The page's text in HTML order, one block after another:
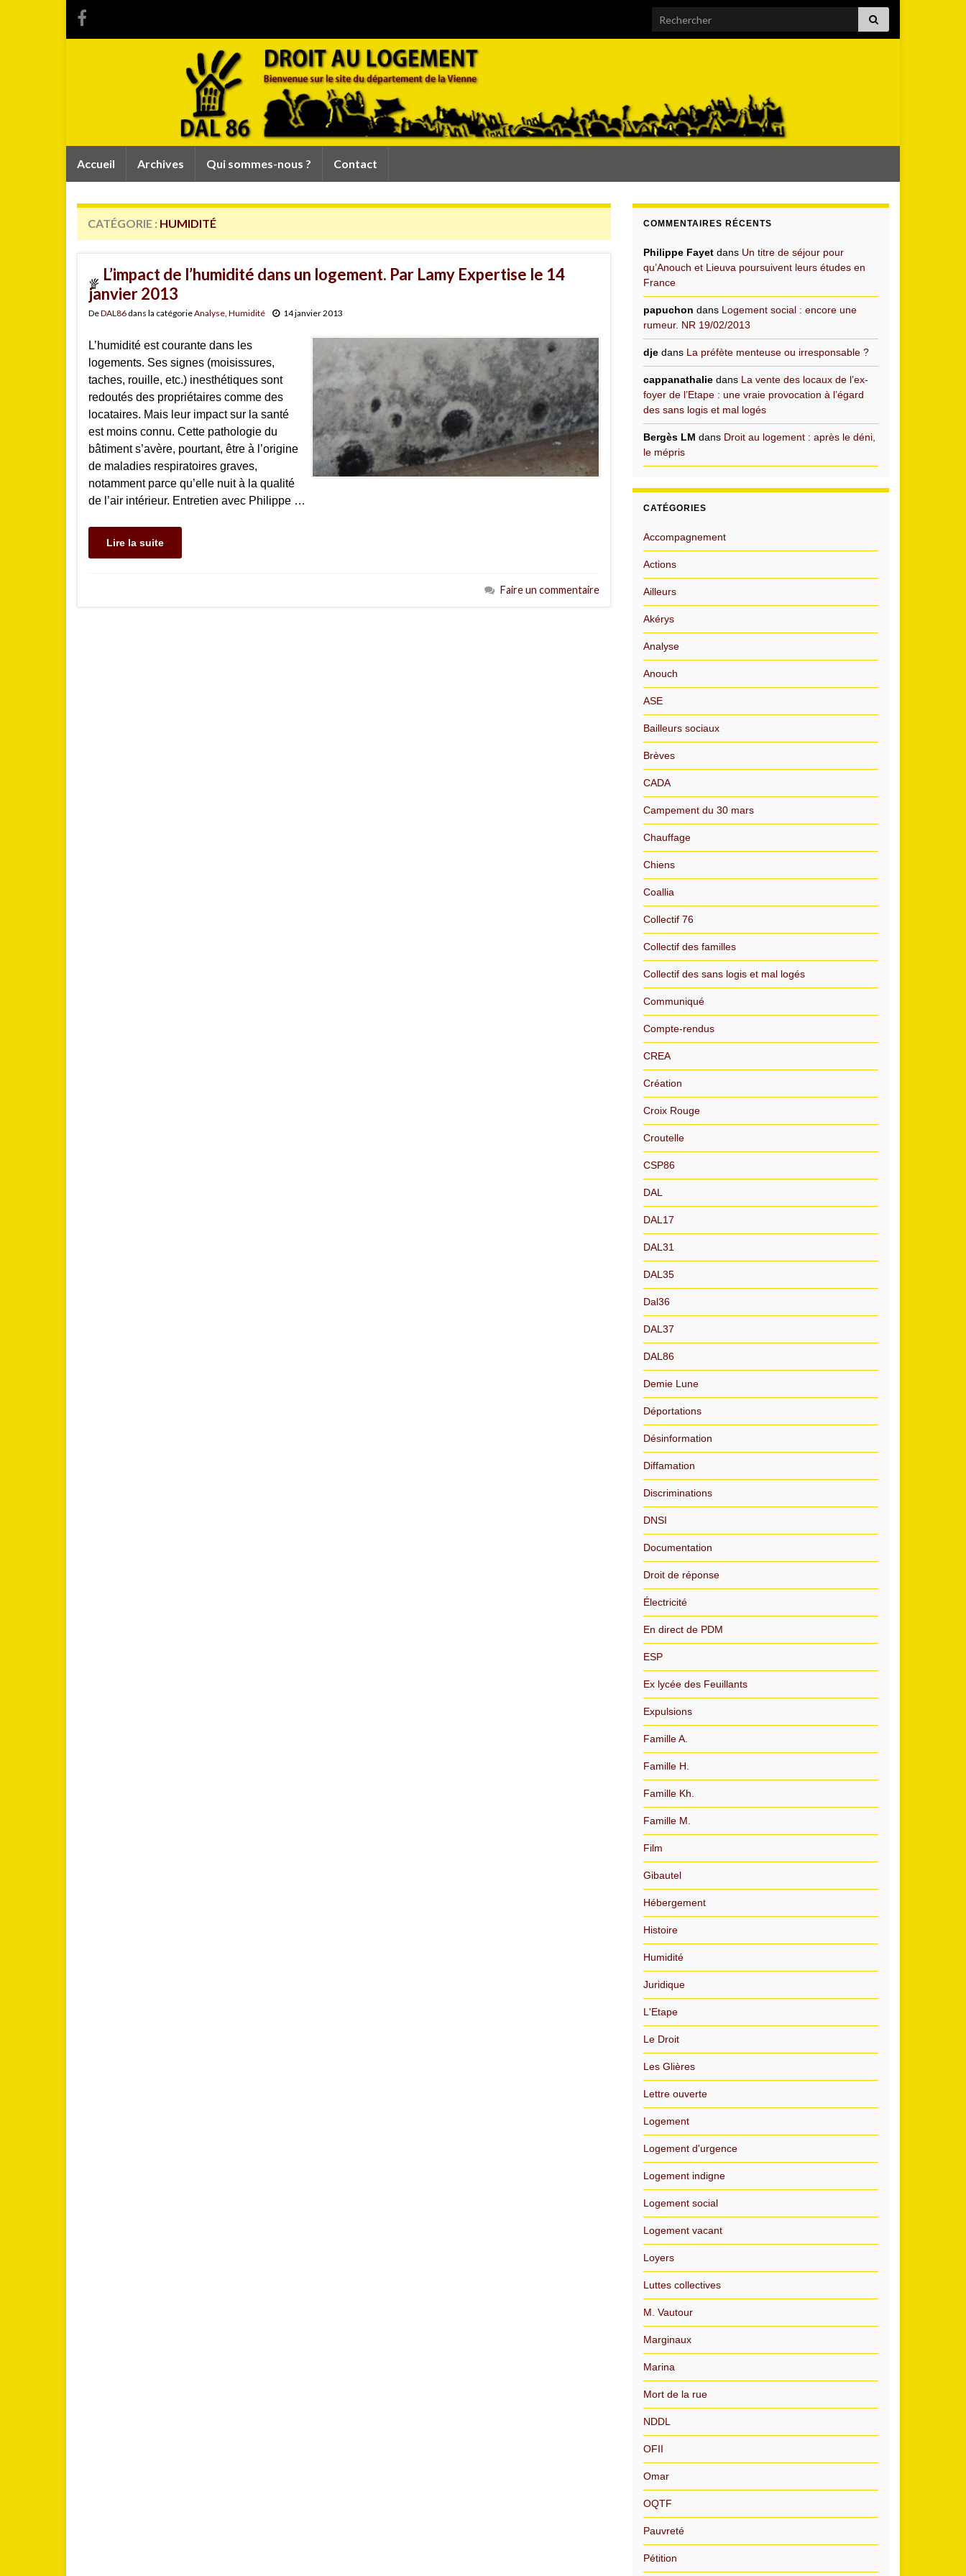
Search for:
Accueil Archives Qui sommes-nous ? Contact
CATÉGORIE : HUMIDITÉ
L’impact de l’humidité dans un logement. Par Lamy Expertise le 14
janvier 2013
DeDAL86 dans la catégorieAnalyse Humidité 14 janvier 2013
L’humidité est courante dans les
logements. Ses signes (moisissures,
taches, rouille, etc.) inesthétiques sont
redoutés des propriétaires comme des
locataires. Mais leur impact sur la santé
est moins connu. Cette pathologie du
bâtiment s’avère, pourtant, être à l’origine
de maladies respiratoires graves,
notamment parce qu’elle nuit à la qualité
de l’air intérieur. Entretien avec Philippe …
Lire la suite
Faire un commentaire
COMMENTAIRES RÉCENTS
Philippe Fayet dans Un titre de séjour pour
qu’Anouch et Lieuva poursuivent leurs études en
France
papuchon dans Logement social : encore une
rumeur. NR 19/02/2013
dje dans La préfète menteuse ou irresponsable ?
cappanathalie dans La vente des locaux de l’ex-
foyer de l’Etape : une vraie provocation à l’égard
des sans logis et mal logés
Bergès LM dans Droit au logement : après le déni,
le mépris
CATÉGORIES
Accompagnement
Actions
Ailleurs
Akérys
Analyse
Anouch
ASE
Bailleurs sociaux
Brèves
CADA
Campement du 30 mars
Chauffage
Chiens
Coallia
Collectif 76
Collectif des familles
Collectif des sans logis et mal logés
Communiqué
Compte-rendus
CREA
Création
Croix Rouge
Croutelle
CSP86
DAL
DAL17
DAL31
DAL35
Dal36
DAL37
DAL86
Demie Lune
Déportations
Désinformation
Diffamation
Discriminations
DNSI
Documentation
Droit de réponse
Électricité
En direct de PDM
ESP
Ex lycée des Feuillants
Expulsions
Famille A.
Famille H.
Famille Kh.
Famille M.
Film
Gibautel
Hébergement
Histoire
Humidité
Juridique
L'Etape
Le Droit
Les Glières
Lettre ouverte
Logement
Logement d'urgence
Logement indigne
Logement social
Logement vacant
Loyers
Luttes collectives
M. Vautour
Marginaux
Marina
Mort de la rue
NDDL
OFII
Omar
OQTF
Pauvreté
Pétition